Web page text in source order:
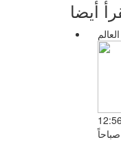
أيضا
الجمعة 07 أغسطس 2026 12:56
صباحاً